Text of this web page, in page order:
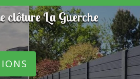
clôture La Guerche